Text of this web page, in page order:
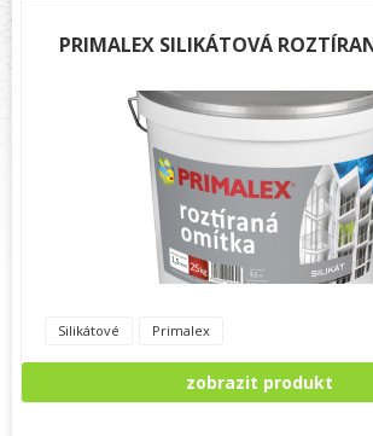
PRIMALEX SILIKÁTOVÁ
Silikátové Primalex
zobrazit produkt